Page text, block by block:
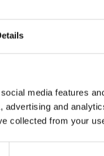
media features
and
collected from your